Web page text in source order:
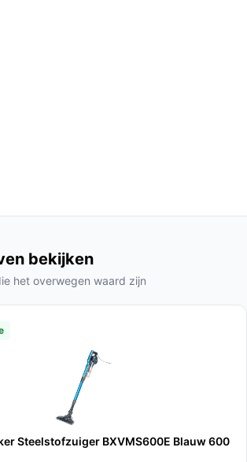
HEPA‑filtratie nodig hebt voor allergieën,
— hier is geen HEPA‑filter aanwezig. Als
(bijvoorbeeld 25 minuten op
t.o.v. alternatieven
op type‑niveau helpt bij kiezen:
let je op bij comfort? — Gewicht en
apparaat pakt; dit model is compact en dus
bekijken
het overwegen waard zijn
Steelstofzuiger BXVMS600E Blauw 600